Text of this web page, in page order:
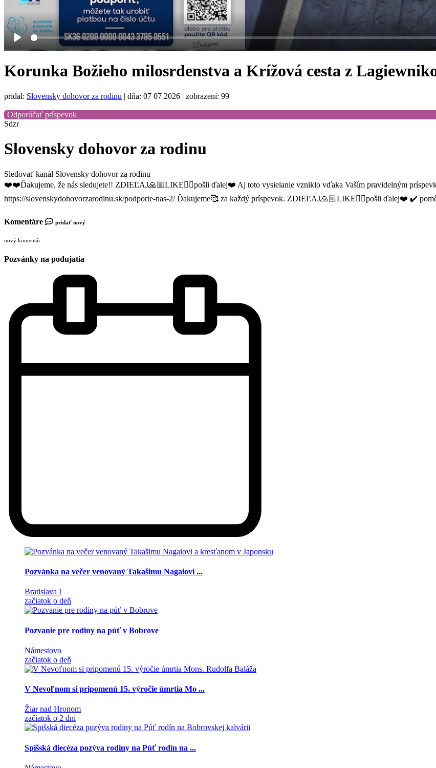
Play
Korunka Božieho milosrdenstva a Krížová cesta z
pridal: Slovensky dohovor za rodinu | dňa: 07 07 2026 | zobrazení: 99
Odporúčať príspevok
Sdzr
Slovensky dohovor za rodinu
Sledovať kanál Slovensky dohovor za rodinu
❤️❤️Ďakujeme, že nás sledujete!! ZDIEĽAJ🙏🏼LIKE👍🏼pošli ďalej❤️ Aj toto vysielanie vzniklo vďaka Vaším pravidelným
https://slovenskydohovorzarodinu.sk/podporte-nas-2/ Ďakujeme🥰 za každý príspevok. ZDIEĽAJ🙏🏼LIKE👍🏼pošli ďalej❤️ ✔️
Komentáre pridať nový
nový komentár
Pozvánky na podujatia
Pozvánka na večer venovaný Takašimu Nagaiovi ...
Bratislava I
začiatok o deň
Pozvanie pre rodiny na púť v Bobrove
Námestovo
začiatok o deň
V Nevoľnom si pripomenú 15. výročie úmrtia Mo ...
Žiar nad Hronom
začiatok o 2 dni
Spišská diecéza pozýva rodiny na Púť rodín na ...